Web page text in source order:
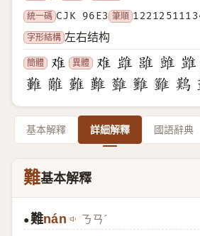
統一碼 CJK 96E3 筆順
字形結構 左右结构
簡體 異體
基本解釋 詳細解釋 國語辭典
難基本解釋
●難nán ㄋㄢˊ